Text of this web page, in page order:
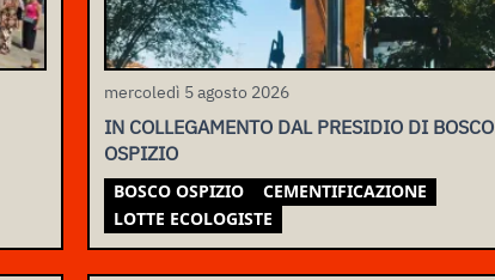
mercoledì 5 agosto 2026
IN COLLEGAMENTO DAL PRESIDIO DI BOSCO
OSPIZIO
BOSCO OSPIZIO
CEMENTIFICAZIONE
LOTTE ECOLOGISTE